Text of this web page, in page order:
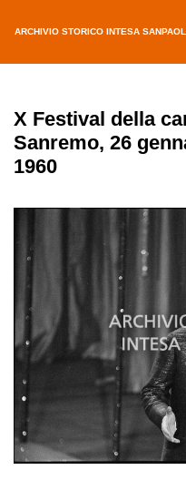
ARCHIVIO STORICO INTESA
X Festival della
Sanremo, 26
1960